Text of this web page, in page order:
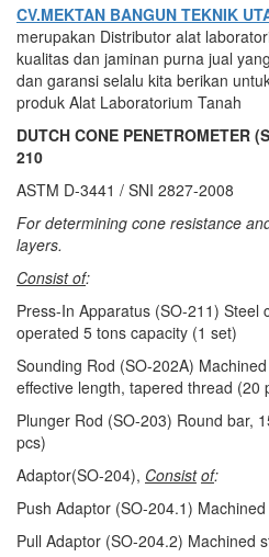
CV.MEKTAN BANGUN TEKNIK
merupakan Distributor alat
kualitas dan jaminan purna jual
dan garansi selalu kita berikan
produk Alat Laboratorium Tanah
DUTCH CONE PENETROMETER
210
ASTM D-3441 / SNI 2827-2008
For determining cone resistance
layers.
Consist of:
Press-In Apparatus (SO-211) Steel
operated 5 tons capacity (1 set)
Sounding Rod (SO-202A)
effective length, tapered thread (20
Plunger Rod (SO-203) Round bar,
pcs)
Adaptor(SO-204), Consist of:
Push Adaptor (SO-204.1)
Pull Adaptor (SO-204.2) Machined